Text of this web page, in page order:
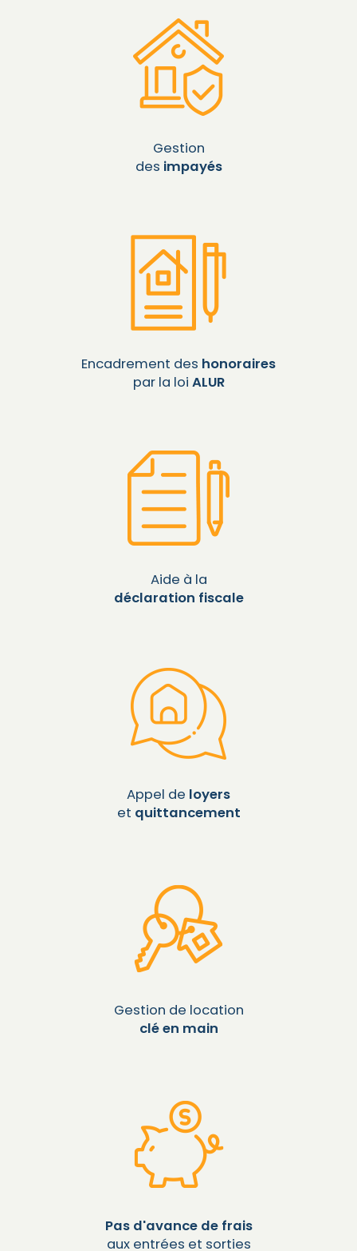
Gestion
des impayés
Encadrement des honoraires
par la loi ALUR
Aide à la
déclaration fiscale
Appel de loyers
et quittancement
Gestion de location
clé en main
Pas d'avance de frais
aux entrées et sorties